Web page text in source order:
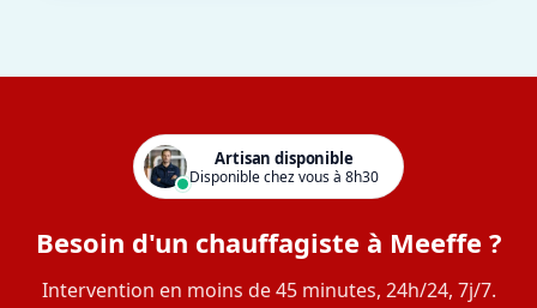
Artisan disponible
Disponible chez vous à 8h30
Besoin d'un chauffagiste à Meeffe ?
Intervention en moins de 45 minutes, 24h/24, 7j/7.